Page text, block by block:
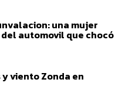
una mujer
automovil que chocó
viento Zonda en